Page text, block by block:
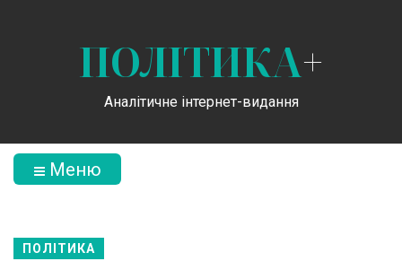
ПОЛІТИКА+
Аналітичне інтернет-видання
Меню
ПОЛІТИКА